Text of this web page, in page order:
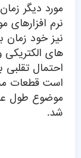
مورد دیگر
نرم
نیز خود
های
احتمال
است قطعات
موضوع طول
شد.